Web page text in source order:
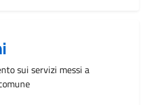
sui servizi messi a